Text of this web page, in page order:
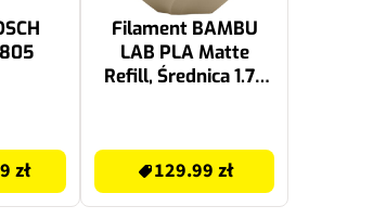
zł
Filament BAMBU
LAB PLA Matte
Refill, Średnica 1.75
129.99 zł